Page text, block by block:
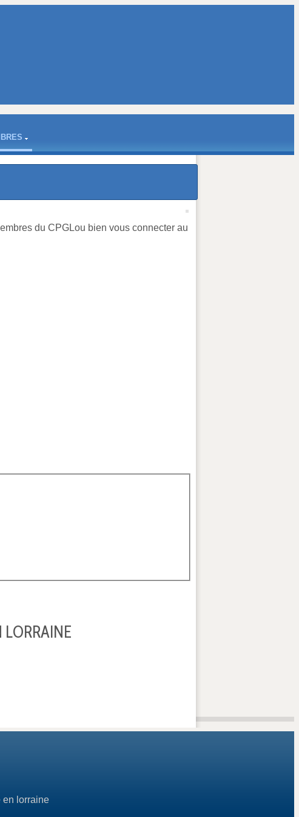
du CPGLou bien vous connecter au
LORRAINE
en lorraine